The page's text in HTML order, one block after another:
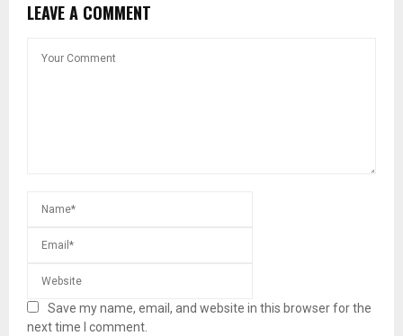
LEAVE A COMMENT
Save my name, email, and website in this browser for the
next time I comment.